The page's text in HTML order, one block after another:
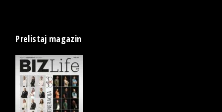
Prelistaj magazin